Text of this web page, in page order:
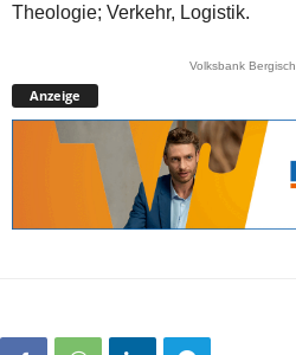
Theologie; Verkehr, Logistik.
Volksbank
Anzeige